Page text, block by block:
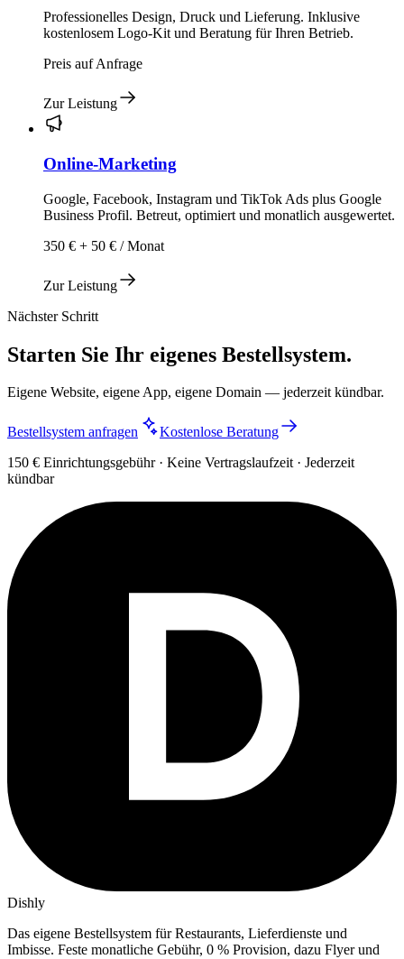
Professionelles Design, Druck und Lieferung. Inklusive
kostenlosem Logo-Kit und Beratung für Ihren Betrieb.
Preis auf Anfrage
Zur Leistung
Online-Marketing
Google, Facebook, Instagram und TikTok Ads plus Google
Business Profil. Betreut, optimiert und monatlich ausgewertet.
350 € + 50 € / Monat
Zur Leistung
Nächster Schritt
Starten Sie Ihr eigenes Bestellsystem.
Eigene Website, eigene App, eigene Domain — jederzeit kündbar.
Bestellsystem anfragen
Kostenlose Beratung
150 € Einrichtungsgebühr · Keine Vertragslaufzeit · Jederzeit
kündbar
Dishly
Das eigene Bestellsystem für Restaurants, Lieferdienste und
Imbisse. Feste monatliche Gebühr, 0 % Provision, dazu Flyer und